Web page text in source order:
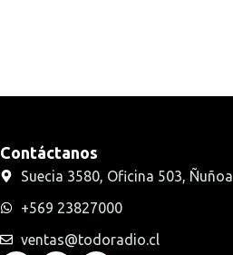
Contáctanos
Suecia 3580, Oficina 503, Ñuñoa
+569 23827000
ventas@todoradio.cl